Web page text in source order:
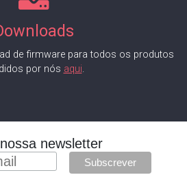
de firmware para todos os produtos
por nós aqui.
newsletter